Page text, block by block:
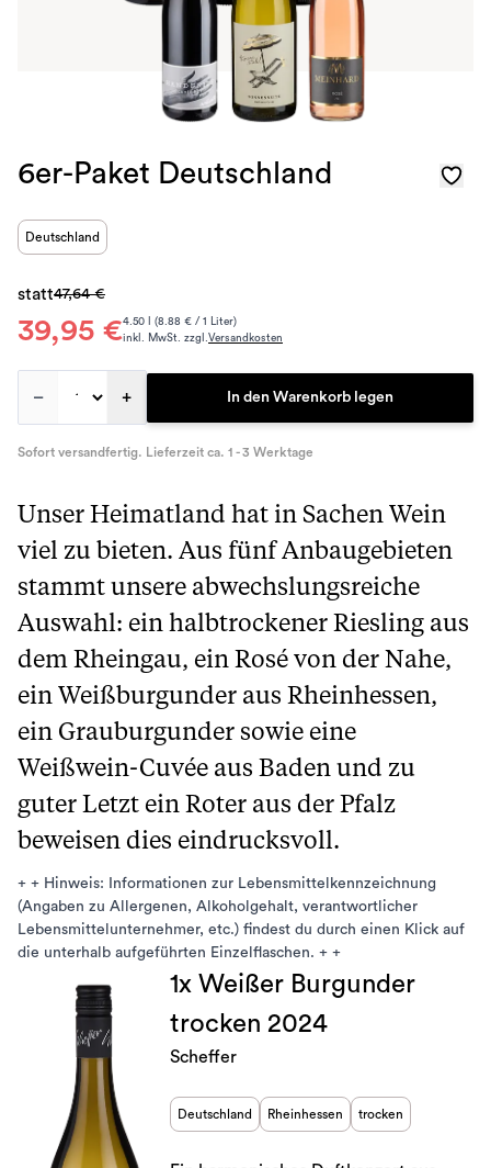
6er-Paket Deutschland
Deutschland
39,95 €
statt47,64 €
4.50 l (8.88 € / 1 Liter)
inkl. MwSt. zzgl.Versandkosten
– + In den Warenkorb legen
Sofort versandfertig. Lieferzeit ca. 1 - 3 Werktage
Unser Heimatland hat in Sachen Wein
viel zu bieten. Aus fünf Anbaugebieten
stammt unsere abwechslungsreiche
Auswahl: ein halbtrockener Riesling aus
dem Rheingau, ein Rosé von der Nahe,
ein Weißburgunder aus Rheinhessen,
ein Grauburgunder sowie eine
Weißwein-Cuvée aus Baden und zu
guter Letzt ein Roter aus der Pfalz
beweisen dies eindrucksvoll.
+ + Hinweis: Informationen zur Lebensmittelkennzeichnung
(Angaben zu Allergenen, Alkoholgehalt, verantwortlicher
Lebensmittelunternehmer, etc.) findest du durch einen Klick auf
die unterhalb aufgeführten Einzelflaschen. + +
1x Weißer Burgunder
trocken 2024
Scheffer
Deutschland Rheinhessen trocken